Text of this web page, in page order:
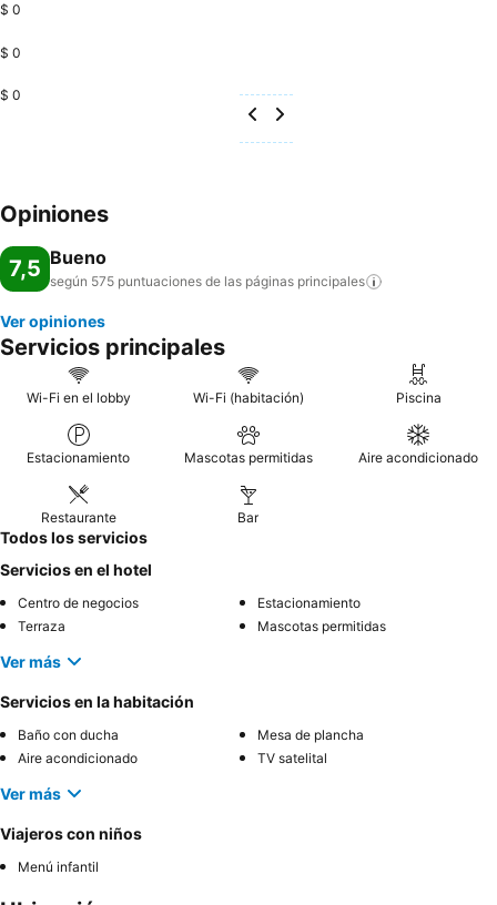
$ 0
$ 0
$ 0
Opiniones
7,5 Bueno
según 575 puntuaciones de las páginas principales
Ver opiniones
Servicios principales
Wi-Fi en el lobby Wi-Fi (habitación) Piscina
Estacionamiento Mascotas permitidas Aire acondicionado
Restaurante Bar
Todos los servicios
Servicios en el hotel
Centro de negocios
Estacionamiento
Terraza
Mascotas permitidas
Ver más
Servicios en la habitación
Baño con ducha
Mesa de plancha
Aire acondicionado
TV satelital
Ver más
Viajeros con niños
Menú infantil